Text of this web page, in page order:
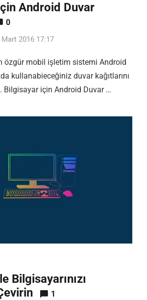
Android Duvar
0
Mart 2016 17:17
özgür mobil işletim sistemi Android
kullanabieceğiniz duvar kağıtlarını
Bilgisayar için Android Duvar …
Bilgisayarınızı
1